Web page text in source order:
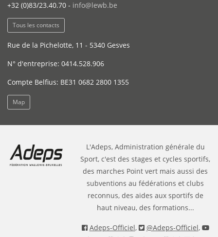
+32 (0)83/23.40.70 - info@lewb.be
Tous les contacts
Rue de la Pichelotte, 11 - 5340 Gesves
N° d'entreprise: 0414.528.906
Compte Belfius: BE31 0682 2800 1355
Map
L'Adeps, Administration générale du
Sport, c'est des stages et cycles sportifs,
des marches Point vert mais aussi des
subventions au fédérations et clubs
reconnus, des aides aux sportifs de
haut niveau, des formations...
Adeps-Officiel, @Adeps-Officiel,